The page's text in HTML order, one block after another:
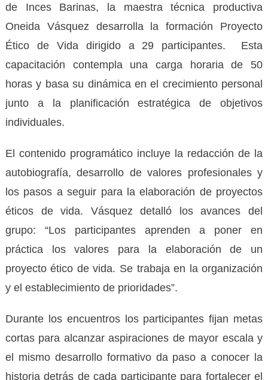
de Inces Barinas, la maestra técnica productiva
Oneida Vásquez desarrolla la formación Proyecto
Ético de Vida dirigido a 29 participantes. Esta
capacitación contempla una carga horaria de 50
horas y basa su dinámica en el crecimiento personal
junto a la planificación estratégica de objetivos
individuales.
El contenido programático incluye la redacción de la
autobiografía, desarrollo de valores profesionales y
los pasos a seguir para la elaboración de proyectos
éticos de vida. Vásquez detalló los avances del
grupo: “Los participantes aprenden a poner en
práctica los valores para la elaboración de un
proyecto ético de vida. Se trabaja en la organización
y el establecimiento de prioridades”.
Durante los encuentros los participantes fijan metas
cortas para alcanzar aspiraciones de mayor escala y
el mismo desarrollo formativo da paso a conocer la
historia detrás de cada participante para fortalecer el